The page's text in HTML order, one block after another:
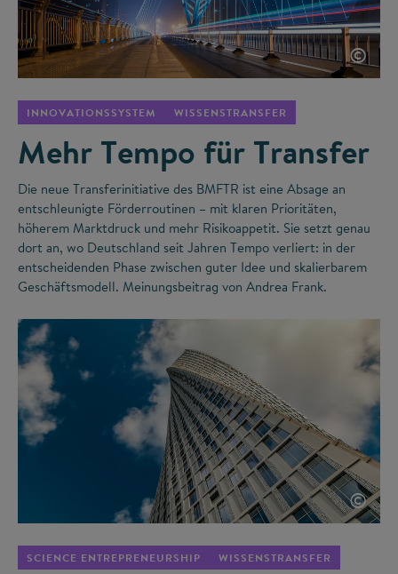
©
INNOVATIONSSYSTEM WISSENSTRANSFER
Mehr Tempo für Transfer
Die neue Transferinitiative des BMFTR ist eine Absage an
entschleunigte Förderroutinen – mit klaren Prioritäten,
höherem Marktdruck und mehr Risikoappetit. Sie setzt genau
dort an, wo Deutschland seit Jahren Tempo verliert: in der
entscheidenden Phase zwischen guter Idee und skalierbarem
Geschäftsmodell. Meinungsbeitrag von Andrea Frank.
©
SCIENCE ENTREPRENEURSHIP WISSENSTRANSFER